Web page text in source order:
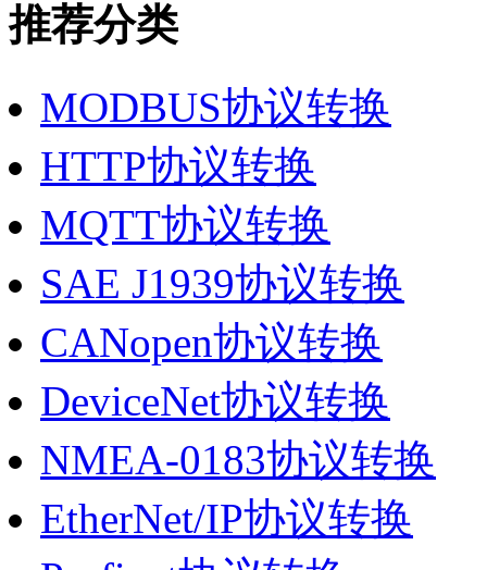
推荐分类
MODBUS协议转换
HTTP协议转换
MQTT协议转换
SAE J1939协议转换
CANopen协议转换
DeviceNet协议转换
NMEA-0183协议转换
EtherNet/IP协议转换